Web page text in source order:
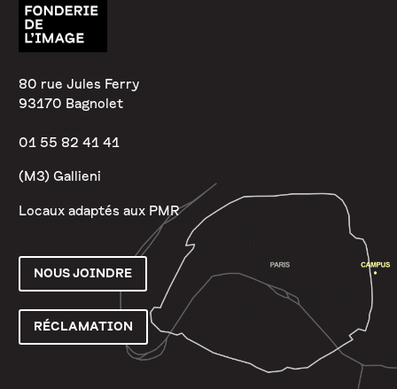
80 rue Jules Ferry
93170 Bagnolet
01 55 82 41 41
(M3) Gallieni
Locaux adaptés aux PMR
NOUS JOINDRE
RÉCLAMATION